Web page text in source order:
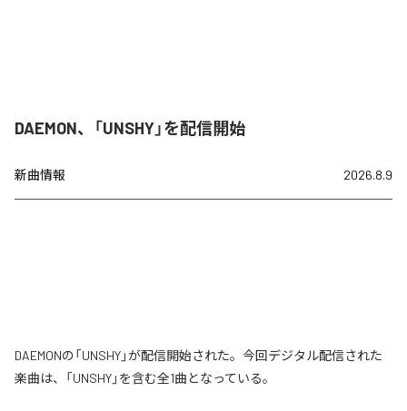
DAEMON、「UNSHY」を配信開始
新曲情報 2026.8.9
DAEMONの「UNSHY」が配信開始された。今回デジタル配信された
楽曲は、「UNSHY」を含む全1曲となっている。